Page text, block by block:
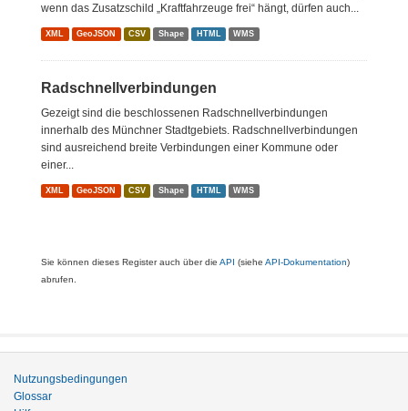
wenn das Zusatzschild „Kraftfahrzeuge frei“ hängt, dürfen auch...
XML GeoJSON CSV Shape HTML WMS
Radschnellverbindungen
Gezeigt sind die beschlossenen Radschnellverbindungen
innerhalb des Münchner Stadtgebiets. Radschnellverbindungen
sind ausreichend breite Verbindungen einer Kommune oder
einer...
XML GeoJSON CSV Shape HTML WMS
Sie können dieses Register auch über die API (siehe API-Dokumentation)
abrufen.
Nutzungsbedingungen
Glossar